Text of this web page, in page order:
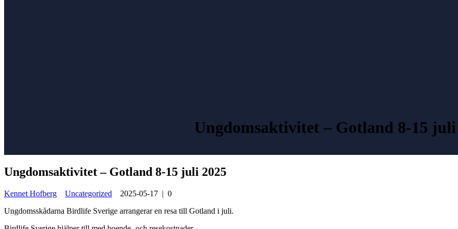
Ungdomsaktivitet – Gotland 8-15 juli
Ungdomsaktivitet – Gotland 8-15 juli 2025
Kennet Hofberg Uncategorized 2025-05-17 | 0
Ungdomsskådarna Birdlife Sverige arrangerar en resa till Gotland i juli.